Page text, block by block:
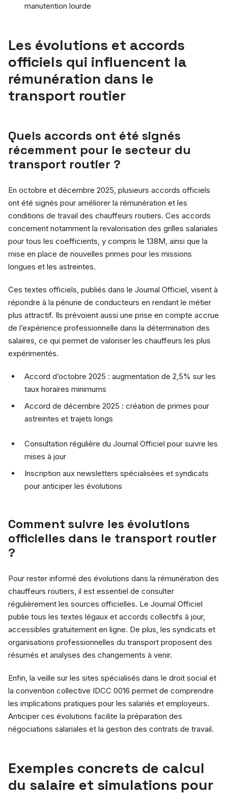
manutention lourde
Les évolutions et accords
officiels qui influencent la
rémunération dans le
transport routier
Quels accords ont été signés
récemment pour le secteur du
transport routier ?
En octobre et décembre 2025, plusieurs accords officiels
ont été signés pour améliorer la rémunération et les
conditions de travail des chauffeurs routiers. Ces accords
concernent notamment la revalorisation des grilles salariales
pour tous les coefficients, y compris le 138M, ainsi que la
mise en place de nouvelles primes pour les missions
longues et les astreintes.
Ces textes officiels, publiés dans le Journal Officiel, visent à
répondre à la pénurie de conducteurs en rendant le métier
plus attractif. Ils prévoient aussi une prise en compte accrue
de l’expérience professionnelle dans la détermination des
salaires, ce qui permet de valoriser les chauffeurs les plus
expérimentés.
Accord d’octobre 2025 : augmentation de 2,5% sur les
taux horaires minimums
Accord de décembre 2025 : création de primes pour
astreintes et trajets longs
Consultation régulière du Journal Officiel pour suivre les
mises à jour
Inscription aux newsletters spécialisées et syndicats
pour anticiper les évolutions
Comment suivre les évolutions
officielles dans le transport routier
?
Pour rester informé des évolutions dans la rémunération des
chauffeurs routiers, il est essentiel de consulter
régulièrement les sources officielles. Le Journal Officiel
publie tous les textes légaux et accords collectifs à jour,
accessibles gratuitement en ligne. De plus, les syndicats et
organisations professionnelles du transport proposent des
résumés et analyses des changements à venir.
Enfin, la veille sur les sites spécialisés dans le droit social et
la convention collective IDCC 0016 permet de comprendre
les implications pratiques pour les salariés et employeurs.
Anticiper ces évolutions facilite la préparation des
négociations salariales et la gestion des contrats de travail.
Exemples concrets de calcul
du salaire et simulations pour